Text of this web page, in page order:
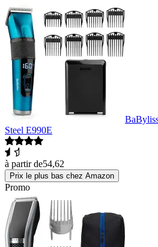
Steel E990E
à partir de54,62
Prix le plus bas chez Amazon
Promo